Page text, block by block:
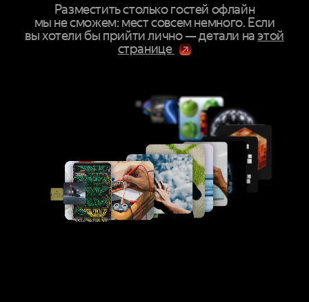
Разместить столько гостей офлайн
мы не сможем: мест совсем немного. Если
вы хотели бы прийти лично — детали наэтой
странице